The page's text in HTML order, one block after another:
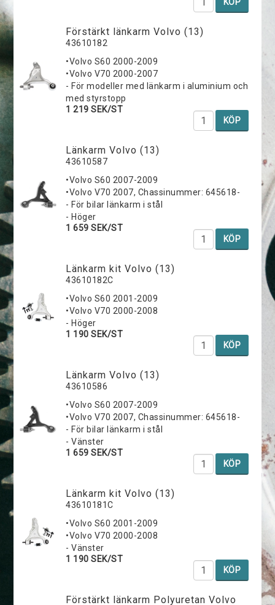
Förstärkt länkarm Volvo (13)
43610182
•Volvo S60 2000-2009
•Volvo V70 2000-2007
- För modeller med länkarm i aluminium och
med styrstopp
1 219 SEK/ST
KÖP
Länkarm Volvo (13)
43610587
•Volvo S60 2007-2009
•Volvo V70 2007, Chassinummer: 645618-
- För bilar länkarm i stål
- Höger
1 659 SEK/ST
KÖP
Länkarm kit Volvo (13)
43610182C
•Volvo S60 2001-2009
•Volvo V70 2000-2008
- Höger
1 190 SEK/ST
KÖP
Länkarm Volvo (13)
43610586
•Volvo S60 2007-2009
•Volvo V70 2007, Chassinummer: 645618-
- För bilar länkarm i stål
- Vänster
1 659 SEK/ST
KÖP
Länkarm kit Volvo (13)
43610181C
•Volvo S60 2001-2009
•Volvo V70 2000-2008
- Vänster
1 190 SEK/ST
KÖP
Förstärkt länkarm Polyuretan Volvo